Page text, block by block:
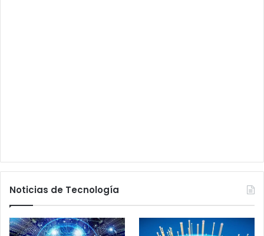
Noticias de Tecnología